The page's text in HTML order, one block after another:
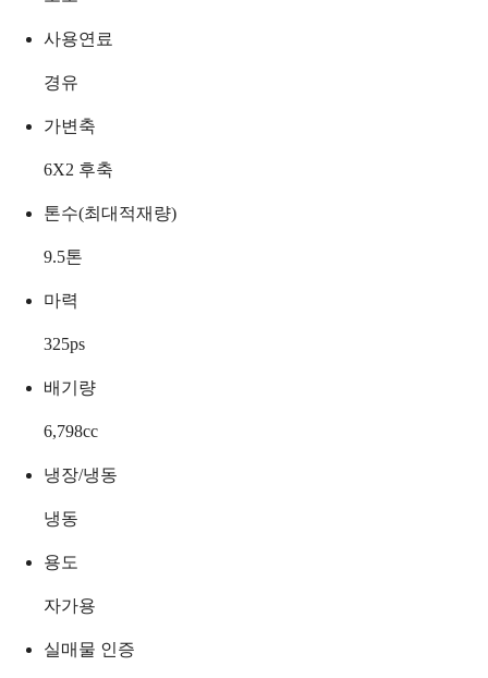
사용연료
경유
가변축
6X2 후축
톤수(최대적재량)
9.5톤
마력
325ps
배기량
6,798cc
냉장/냉동
냉동
용도
자가용
실매물 인증